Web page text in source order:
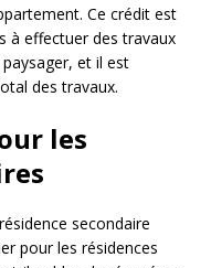
Ce crédit est
à effectuer des travaux
paysager, et il est
des travaux.
les
secondaire
pour les résidences